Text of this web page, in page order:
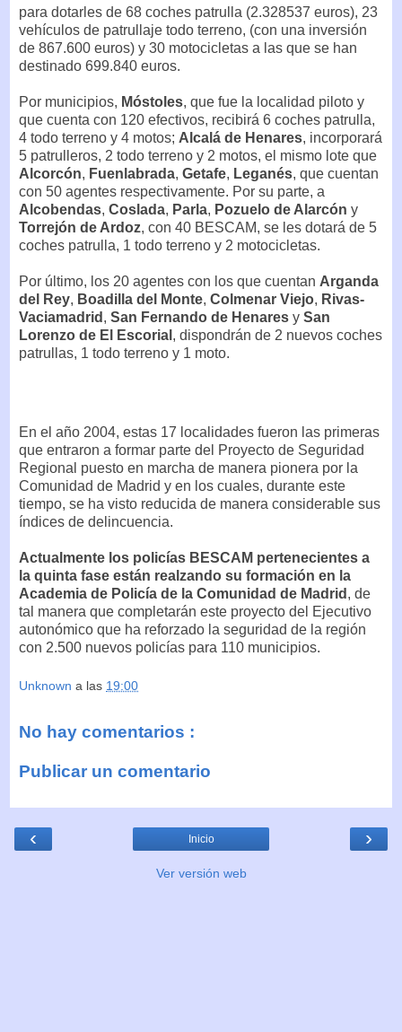
para dotarles de 68 coches patrulla (2.328537 euros), 23
vehículos de patrullaje todo terreno, (con una inversión
de 867.600 euros) y 30 motocicletas a las que se han
destinado 699.840 euros.
Por municipios, Móstoles, que fue la localidad piloto y
que cuenta con 120 efectivos, recibirá 6 coches patrulla,
4 todo terreno y 4 motos; Alcalá de Henares, incorporará
5 patrulleros, 2 todo terreno y 2 motos, el mismo lote que
Alcorcón, Fuenlabrada, Getafe, Leganés, que cuentan
con 50 agentes respectivamente. Por su parte, a
Alcobendas, Coslada, Parla, Pozuelo de Alarcón y
Torrejón de Ardoz, con 40 BESCAM, se les dotará de 5
coches patrulla, 1 todo terreno y 2 motocicletas.
Por último, los 20 agentes con los que cuentan Arganda
del Rey, Boadilla del Monte, Colmenar Viejo, Rivas-
Vaciamadrid , San Fernando de Henares y San
Lorenzo de El Escorial , dispondrán de 2 nuevos coches
patrullas, 1 todo terreno y 1 moto.
En el año 2004, estas 17 localidades fueron las primeras
que entraron a formar parte del Proyecto de Seguridad
Regional puesto en marcha de manera pionera por la
Comunidad de Madrid y en los cuales, durante este
tiempo, se ha visto reducida de manera considerable sus
índices de delincuencia.
Actualmente los policías BESCAM pertenecientes a
la quinta fase están realzando su formación en la
Academia de Policía de la Comunidad de Madrid , de
tal manera que completarán este proyecto del Ejecutivo
autonómico que ha reforzado la seguridad de la región
con 2.500 nuevos policías para 110 municipios.
Unknown a las 19:00
No hay comentarios :
Publicar un comentario
‹ ›
Inicio
Ver versión web